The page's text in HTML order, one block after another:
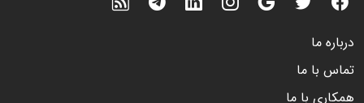
درباره ما
تماس با ما
همکاری با ما